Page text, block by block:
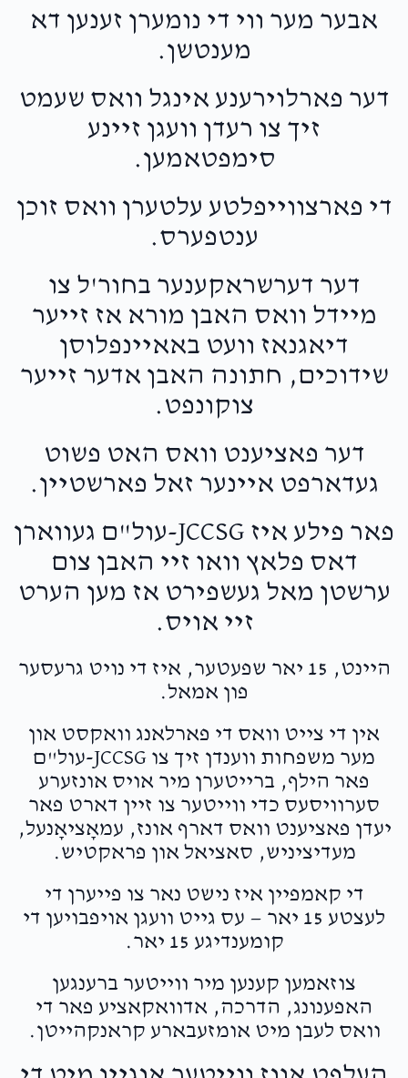
אבער מער ווי די נומערן זענען דא
מענטשן.
דער פארלוירענע אינגל וואס שעמט
זיך צו רעדן וועגן זיינע
סימפטאמען.
די פארצווייפלטע עלטערן וואס זוכן
ענטפערס.
דער דערשראקענער בחור'ל צו
מיידל וואס האבן מורא אז זייער
דיאגנאז וועט באאיינפלוסן
שידוכים, חתונה האבן אדער זייער
צוקונפט.
דער פאציענט וואס האט פשוט
געדארפט איינער זאל פארשטיין.
פאר פילע איז JCCSG-עול"ם געווארן
דאס פלאץ וואו זיי האבן צום
ערשטן מאל געשפירט אז מען הערט
זיי אויס.
היינט, 15 יאר שפעטער, איז די נויט גרעסער
פון אמאל.
אין די צייט וואס די פארלאנג וואקסט און
מער משפחות ווענדן זיך צו JCCSG-עול"ם
פאר הילף, ברייטערן מיר אויס אונזערע
סערוויסעס כדי ווייטער צו זיין דארט פאר
יעדן פאציענט וואס דארף אונז, עמאָציאָנעל,
מעדיציניש, סאציאל און פראקטיש.
די קאמפיין איז נישט נאר צו פייערן די
לעצטע 15 יאר — עס גייט וועגן אויפבויען די
קומענדיגע 15 יאר.
צוזאמען קענען מיר ווייטער ברענגען
האפענונג, הדרכה, אדוואקאציע פאר די
וואס לעבן מיט אומזעבארע קראנקהייטן.